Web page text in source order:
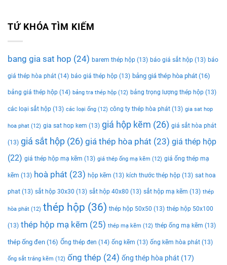
TỨ KHÓA TÌM KIẾM
bang gia sat hop (24) barem thép hộp (13) báo giá sắt hộp (13) báo
giá thép hòa phát (14) báo giá thép hộp (13) bảng giá thép hòa phát (16)
bảng giá thép hộp (14) bảng tra thép hộp (12) bảng trọng lượng thép hộp (13)
các loại sắt hộp (13) các loại ống (12) công ty thép hòa phát (13) gia sat hop
hoa phat (12) gia sat hop kem (13) giá hộp kẽm (26) giá sắt hòa phát
(13) giá sắt hộp (26) giá thép hòa phát (23) giá thép hộp
(22) giá thép hộp mạ kẽm (13) giá thép ống mạ kẽm (12) giá ống thép mạ
kẽm (13) hoà phát (23) hộp kẽm (13) kích thước thép hộp (13) sat hoa
phat (13) sắt hộp 30x30 (13) sắt hộp 40x80 (13) sắt hộp mạ kẽm (13) thép
hòa phát (12) thép hộp (36) thép hộp 50x50 (13) thép hộp 50x100
(13) thép hộp mạ kẽm (25) thép mạ kẽm (12) thép ống mạ kẽm (13)
thép ống đen (16) Ống thép đen (14) ống kẽm (13) ống kẽm hòa phát (13)
ống sắt tráng kẽm (12) ống thép (24) ống thép hòa phát (17)